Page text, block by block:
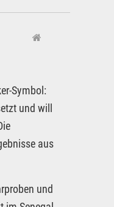
Symbol:
und will
aus
und